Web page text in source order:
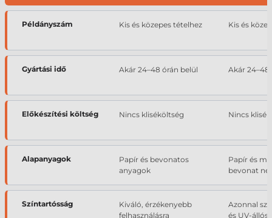
Példányszám Kis és közepes tételhez Kis és
Gyártási idő Akár 24–48 órán belül Akár 24–48
Előkészítési költség Nincs kliséköltség Nincs
Alapanyagok
Papír és bevonatos
anyagok
Papír és
bevonat
Színtartósság
Kiváló, érzékenyebb
felhasználásra
Azonnal
és UV-